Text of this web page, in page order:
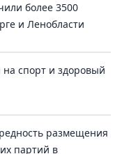
более 3500
и Ленобласти
спорт и здоровый
размещения
партий в